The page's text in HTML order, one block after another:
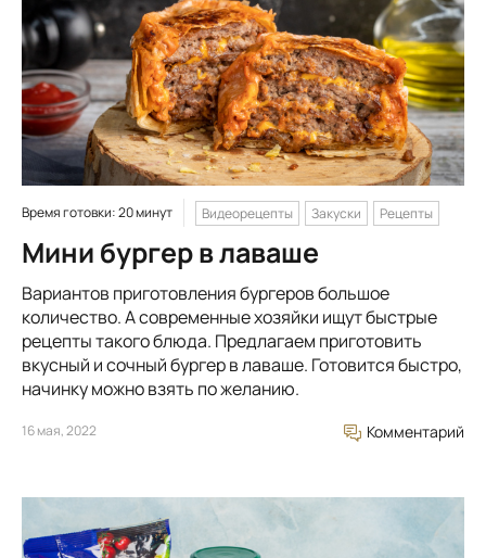
Время готовки: 20 минут Видеорецепты Закуски Рецепты
Мини бургер в лаваше
Вариантов приготовления бургеров большое
количество. А современные хозяйки ищут быстрые
рецепты такого блюда. Предлагаем приготовить
вкусный и сочный бургер в лаваше. Готовится быстро,
начинку можно взять по желанию.
16 мая, 2022 Комментарий